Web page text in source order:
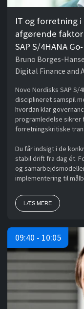
IT og forretning
afgørende
SAP S/4HANA
Bruno Borges-
Digital Finance and
Novo Nordisks SAP
disciplineret samspil
hvordan klar
programledelse sikrer
forretningskritiske
Du får indsigt i de
stabil drift fra dag ét.
og
implementering til
LÆS MERE
09:40 - 10:05